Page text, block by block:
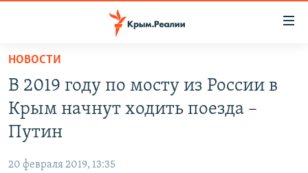
Вернуться
основному
содержанию
Вернутся
главной
СПЕЦПРОЕКТЫ
ВОДА
НОВОСТИ
В 2019 году по мосту из России в
Крым начнут ходить поезда –
Путин
20 февраля 2019, 13:35